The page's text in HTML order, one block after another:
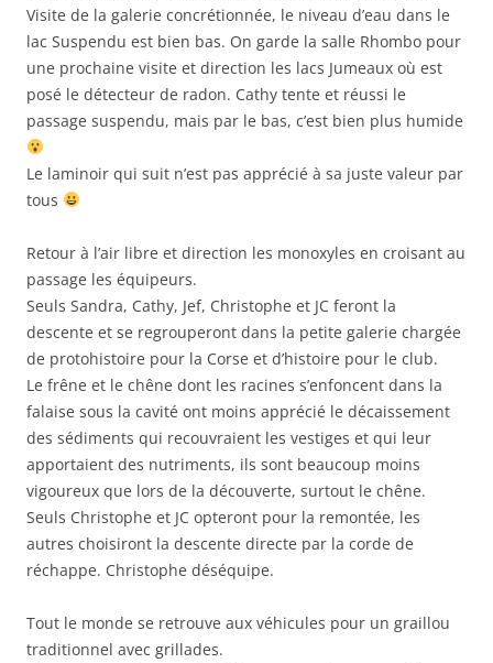
Visite de la galerie concrétionnée, le niveau d’eau dans le
lac Suspendu est bien bas. On garde la salle Rhombo pour
une prochaine visite et direction les lacs Jumeaux où est
posé le détecteur de radon. Cathy tente et réussi le
passage suspendu, mais par le bas, c’est bien plus humide
Le laminoir qui suit n’est pas apprécié à sa juste valeur par
tous
Retour à l’air libre et direction les monoxyles en croisant au
passage les équipeurs.
Seuls Sandra, Cathy, Jef, Christophe et JC feront la
descente et se regrouperont dans la petite galerie chargée
de protohistoire pour la Corse et d’histoire pour le club.
Le frêne et le chêne dont les racines s’enfoncent dans la
falaise sous la cavité ont moins apprécié le décaissement
des sédiments qui recouvraient les vestiges et qui leur
apportaient des nutriments, ils sont beaucoup moins
vigoureux que lors de la découverte, surtout le chêne.
Seuls Christophe et JC opteront pour la remontée, les
autres choisiront la descente directe par la corde de
réchappe. Christophe déséquipe.
Tout le monde se retrouve aux véhicules pour un graillou
traditionnel avec grillades.